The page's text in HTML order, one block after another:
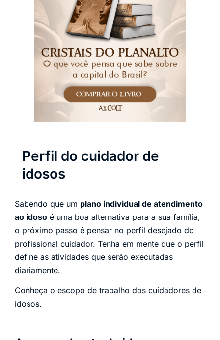
Perfil do cuidador de
idosos
Sabendo que um plano individual de atendimento
ao idoso é uma boa alternativa para a sua família,
o próximo passo é pensar no perfil desejado do
profissional cuidador. Tenha em mente que o perfil
define as atividades que serão executadas
diariamente.
Conheça o escopo de trabalho dos cuidadores de
idosos.